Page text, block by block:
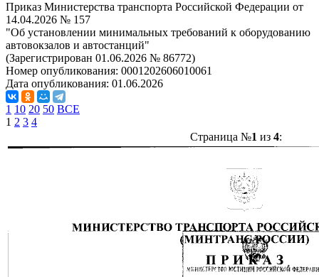
Приказ Министерства транспорта Российской Федерации от
14.04.2026 № 157
"Об установлении минимальных требований к оборудованию
автовокзалов и автостанций"
(Зарегистрирован 01.06.2026 № 86772)
Номер опубликования: 0001202606010061
Дата опубликования: 01.06.2026
1 10 20 50 ВСЕ
1 2 3 4
Страница №1 из 4: